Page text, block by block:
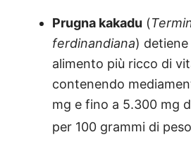
Prugna kakadu (
ferdinandiana)
alimento più ricco di
contenendo
mg e fino a 5.300 mg
per 100 grammi di